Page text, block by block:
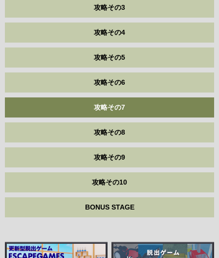
攻略その3
攻略その4
攻略その5
攻略その6
攻略その7
攻略その8
攻略その9
攻略その10
BONUS STAGE